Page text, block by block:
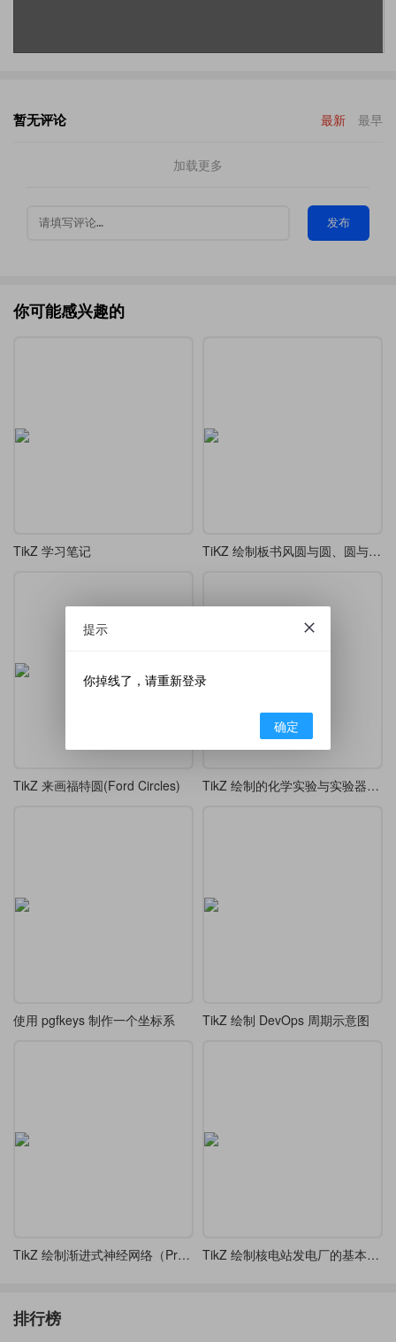
暂无评论 最新 最早
加载更多
发布
你可能感兴趣的
TikZ 学习笔记 TiKZ 绘制板书风圆与圆、圆与矩形之间的相交关系
TikZ 来画福特圆(Ford Circles) TikZ 绘制的化学实验与实验器材示意图
使用 pgfkeys 制作一个坐标系 TikZ 绘制 DevOps 周期示意图
TikZ 绘制渐进式神经网络（Progressive neural network） TikZ 绘制核电站发电厂的基本流程示意图
排行榜
提示
你掉线了，请重新登录
确定